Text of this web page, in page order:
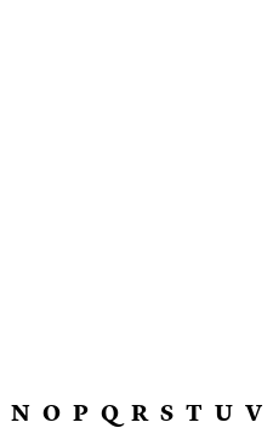
N O P Q R S T U V